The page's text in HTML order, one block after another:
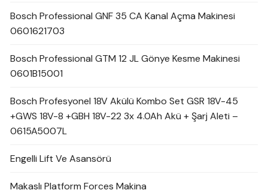
Bosch Professional GNF 35 CA Kanal Açma Makinesi
0601621703
Bosch Professional GTM 12 JL Gönye Kesme Makinesi
0601B15001
Bosch Profesyonel 18V Akülü Kombo Set GSR 18V-45
+GWS 18V-8 +GBH 18V-22 3x 4.0Ah Akü + Şarj Aleti –
0615A5007L
Engelli Lift Ve Asansörü
Makaslı Platform Forces Makina